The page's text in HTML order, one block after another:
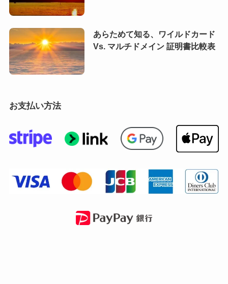
あらためて知る、ワイルドカード
Vs. マルチドメイン 証明書比較表
お支払い方法